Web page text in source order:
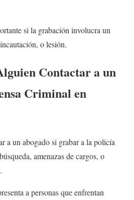
si la grabación involucra un
o lesión.
Contactar a un
Criminal en
a un abogado si grabar a la policía
amenazas de cargos, o
a personas que enfrentan